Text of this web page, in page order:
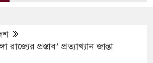
রাজ্যের প্রস্তাব’ প্রত্যাখ্যান জান্তা